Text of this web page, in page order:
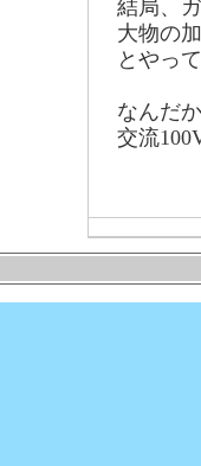
結局、
大物の
とやっ
なんだ
交流